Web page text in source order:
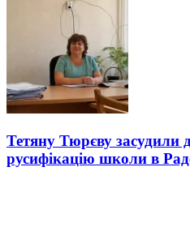
Тетяну Тюрєву засудили
русифікацію школи в